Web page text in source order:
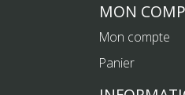
MON
Mon compte
Panier